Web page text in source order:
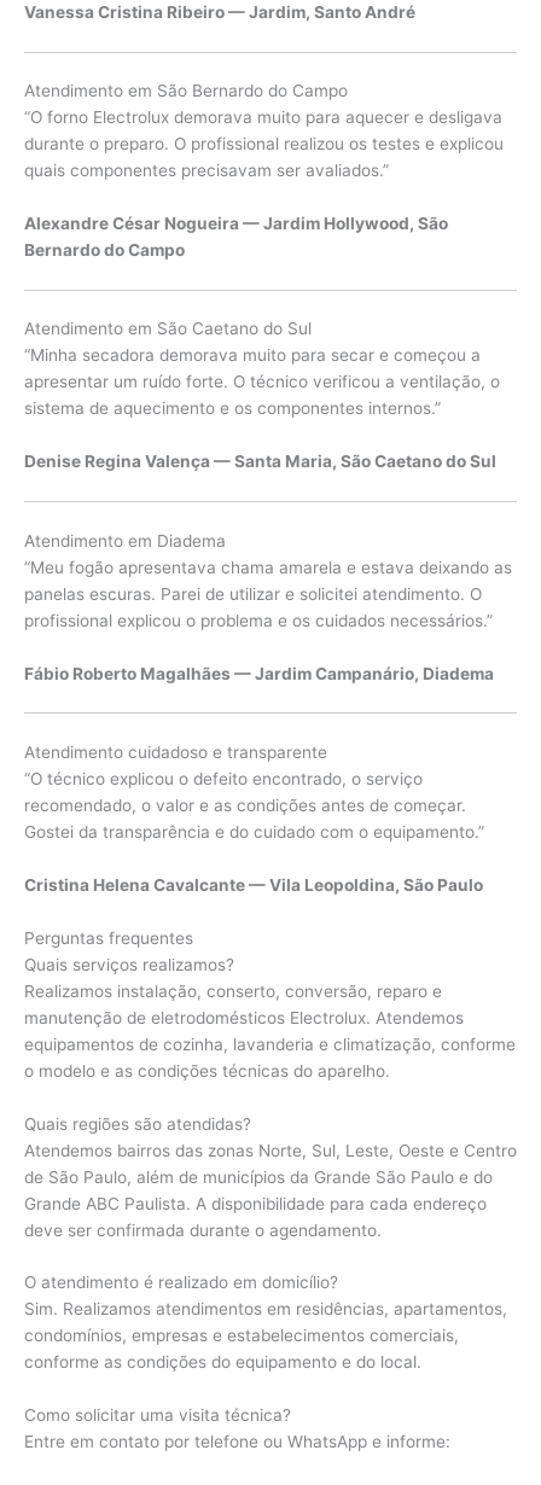
Vanessa Cristina Ribeiro — Jardim, Santo André
Atendimento em São Bernardo do Campo
“O forno Electrolux demorava muito para aquecer e desligava
durante o preparo. O profissional realizou os testes e explicou
quais componentes precisavam ser avaliados.”
Alexandre César Nogueira — Jardim Hollywood, São
Bernardo do Campo
Atendimento em São Caetano do Sul
“Minha secadora demorava muito para secar e começou a
apresentar um ruído forte. O técnico verificou a ventilação, o
sistema de aquecimento e os componentes internos.”
Denise Regina Valença — Santa Maria, São Caetano do Sul
Atendimento em Diadema
“Meu fogão apresentava chama amarela e estava deixando as
panelas escuras. Parei de utilizar e solicitei atendimento. O
profissional explicou o problema e os cuidados necessários.”
Fábio Roberto Magalhães — Jardim Campanário, Diadema
Atendimento cuidadoso e transparente
“O técnico explicou o defeito encontrado, o serviço
recomendado, o valor e as condições antes de começar.
Gostei da transparência e do cuidado com o equipamento.”
Cristina Helena Cavalcante — Vila Leopoldina, São Paulo
Perguntas frequentes
Quais serviços realizamos?
Realizamos instalação, conserto, conversão, reparo e
manutenção de eletrodomésticos Electrolux. Atendemos
equipamentos de cozinha, lavanderia e climatização, conforme
o modelo e as condições técnicas do aparelho.
Quais regiões são atendidas?
Atendemos bairros das zonas Norte, Sul, Leste, Oeste e Centro
de São Paulo, além de municípios da Grande São Paulo e do
Grande ABC Paulista. A disponibilidade para cada endereço
deve ser confirmada durante o agendamento.
O atendimento é realizado em domicílio?
Sim. Realizamos atendimentos em residências, apartamentos,
condomínios, empresas e estabelecimentos comerciais,
conforme as condições do equipamento e do local.
Como solicitar uma visita técnica?
Entre em contato por telefone ou WhatsApp e informe: